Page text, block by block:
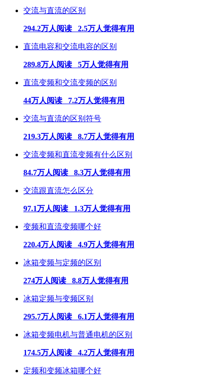
交流与直流的区别
294.2万人阅读 2.5万人觉得有用
直流电容和交流电容的区别
289.8万人阅读 5万人觉得有用
直流变频和交流变频的区别
44万人阅读 7.2万人觉得有用
交流与直流的区别符号
219.3万人阅读 8.7万人觉得有用
交流变频和直流变频有什么区别
84.7万人阅读 8.3万人觉得有用
交流跟直流怎么区分
97.1万人阅读 1.3万人觉得有用
变频和直流变频哪个好
220.4万人阅读 4.9万人觉得有用
冰箱变频与定频的区别
274万人阅读 8.8万人觉得有用
冰箱定频与变频区别
295.7万人阅读 6.1万人觉得有用
冰箱变频电机与普通电机的区别
174.5万人阅读 4.2万人觉得有用
定频和变频冰箱哪个好